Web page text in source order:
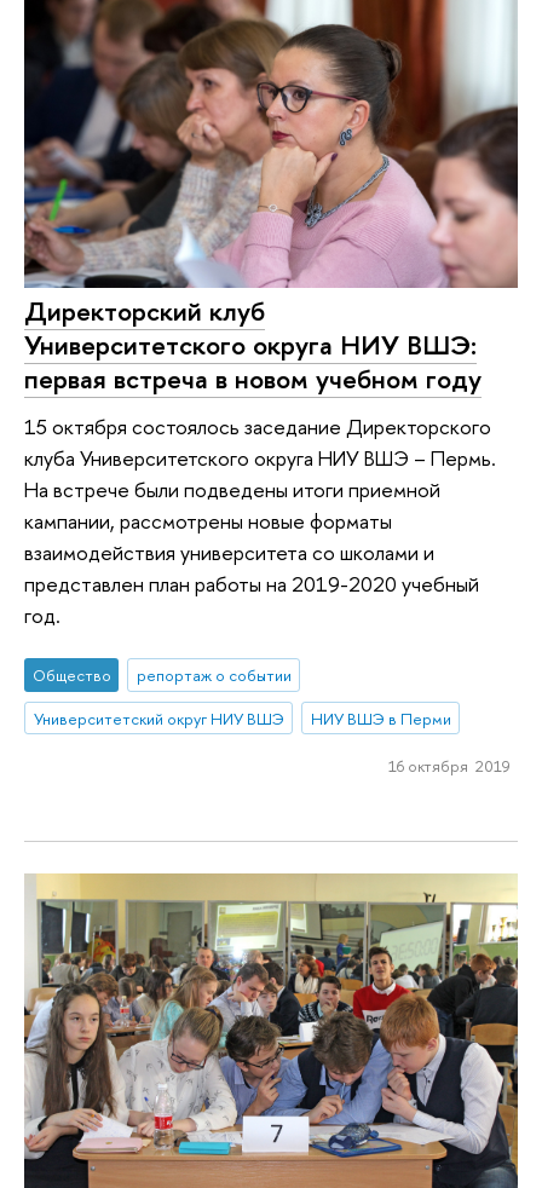
Директорский клуб
Университетского округа НИУ ВШЭ:
первая встреча в новом учебном году
15 октября состоялось заседание Директорского
клуба Университетского округа НИУ ВШЭ – Пермь.
На встрече были подведены итоги приемной
кампании, рассмотрены новые форматы
взаимодействия университета со школами и
представлен план работы на 2019-2020 учебный
год.
Общество
репортаж о событии
Университетский округ НИУ ВШЭ
НИУ ВШЭ в Перми
16 октября 2019